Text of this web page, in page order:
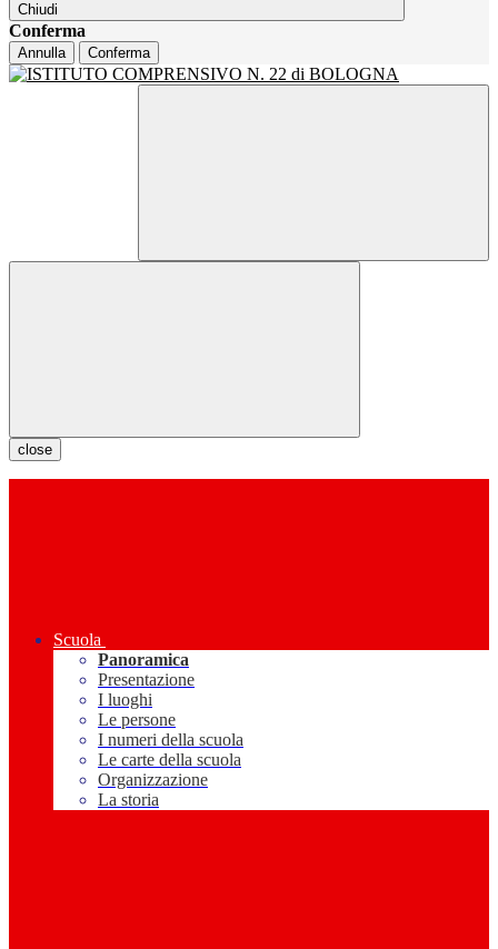
Chiudi
Conferma
Annulla Conferma
close
Scuola
Panoramica
Presentazione
I luoghi
Le persone
I numeri della scuola
Le carte della scuola
Organizzazione
La storia